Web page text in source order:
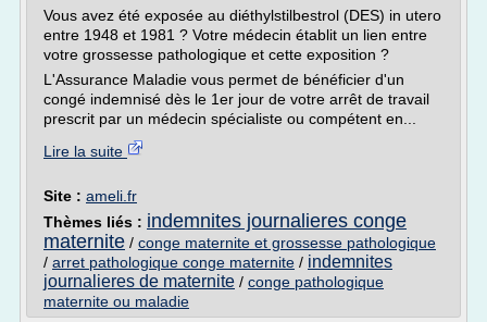
Vous avez été exposée au diéthylstilbestrol (DES) in utero
entre 1948 et 1981 ? Votre médecin établit un lien entre
votre grossesse pathologique et cette exposition ?
L'Assurance Maladie vous permet de bénéficier d'un
congé indemnisé dès le 1er jour de votre arrêt de travail
prescrit par un médecin spécialiste ou compétent en...
Lire la suite
Site : ameli.fr
Thèmes liés : indemnites journalieres conge
maternite / conge maternite et grossesse pathologique
/ arret pathologique conge maternite / indemnites
journalieres de maternite / conge pathologique
maternite ou maladie